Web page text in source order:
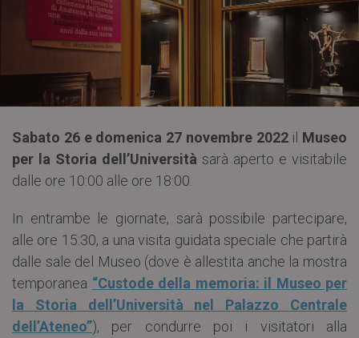
Sabato 26 e domenica 27 novembre 2022il Museo
per la Storia dell’Università sarà aperto e visitabile
dalle ore 10:00 alle ore 18:00.
In entrambe le giornate, sarà possibile partecipare,
alle ore 15:30, a una visita guidata speciale che partirà
dalle sale del Museo (dove è allestita anche la mostra
temporanea “Custode della memoria: il Museo per
la Storia dell’Università nel Palazzo Centrale
dell’Ateneo”), per condurre poi i visitatori alla